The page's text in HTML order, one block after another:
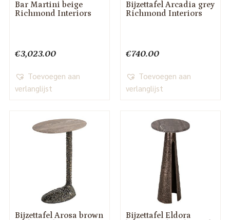
Bar Martini beige
Richmond Interiors
€3,023.00
Toevoegen aan
verlanglijst
Bijzettafel Arcadia grey
Richmond Interiors
€740.00
Toevoegen aan
verlanglijst
Bijzettafel Arosa brown
Bijzettafel Eldora